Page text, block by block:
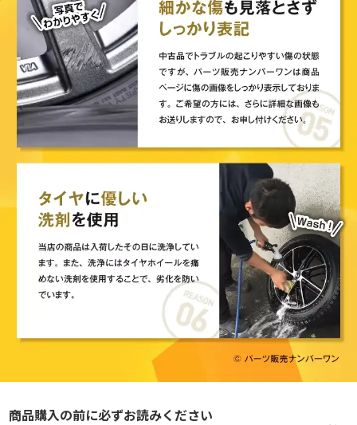
商品購入の前に必ずお読みください